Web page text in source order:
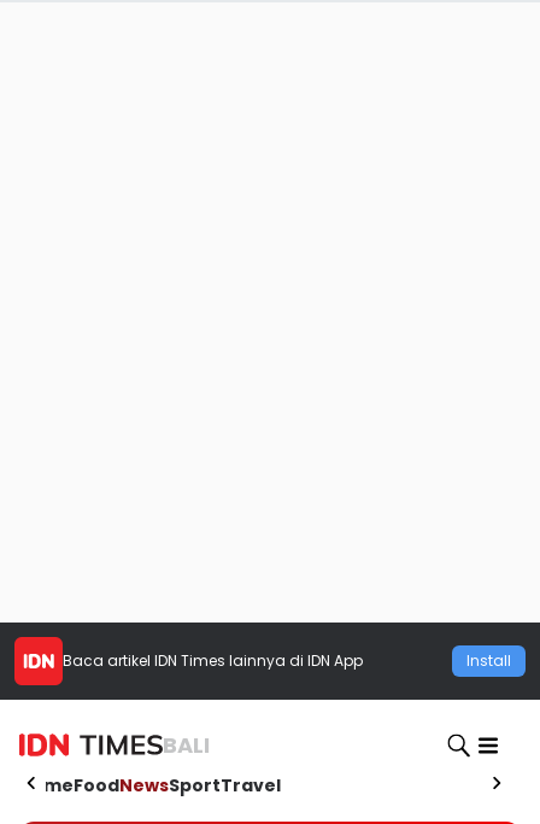
Baca artikel IDN Times lainnya di IDN App Install
BALI
HomeFoodNewsSportTravel